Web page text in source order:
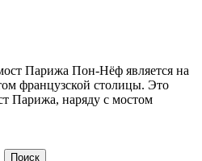
Парижа Пон-Нёф является на
французской столицы. Это
Парижа, наряду с мостом
Поиск